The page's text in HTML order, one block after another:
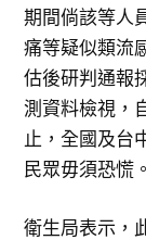
期間倘該等人
痛等疑似類流
估後研判通報
測資料檢視，
止，全國及台
民眾毋須恐慌。
衛生局表示，